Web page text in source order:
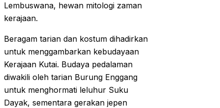
Lembuswana, hewan mitologi zaman
kerajaan.
Beragam tarian dan kostum dihadirkan
untuk menggambarkan kebudayaan
Kerajaan Kutai. Budaya pedalaman
diwakili oleh tarian Burung Enggang
untuk menghormati leluhur Suku
Dayak, sementara gerakan jepen